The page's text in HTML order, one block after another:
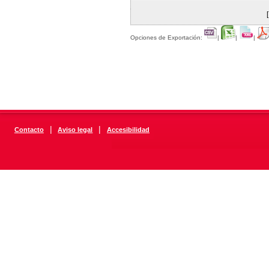
Opciones de Exportación: | | |
Contacto | Aviso legal | Accesibilidad